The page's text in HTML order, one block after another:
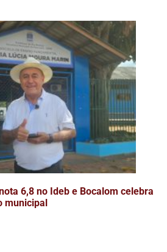
6,8 no Ideb e Bocalom celebra
municipal